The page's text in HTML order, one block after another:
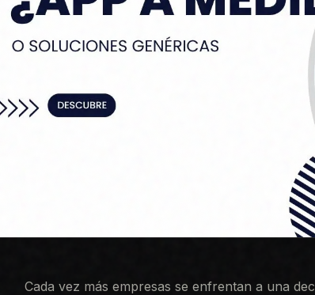
Cada vez más empresas se enfrentan a una